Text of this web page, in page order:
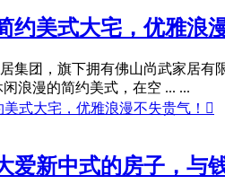
约美式大宅，优雅浪
集团，旗下拥有佛山尚武家居
浪漫的简约美式，在空 ... ...

爱新中式的房子，与